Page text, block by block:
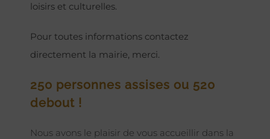
loisirs et culturelles.
Pour toutes informations contactez
directement la mairie, merci.
250 personnes assises ou 520
debout !
Nous avons le plaisir de vous accueillir dans la